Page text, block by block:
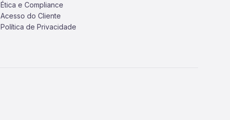
Ética e Compliance
Acesso do Cliente
Política de Privacidade